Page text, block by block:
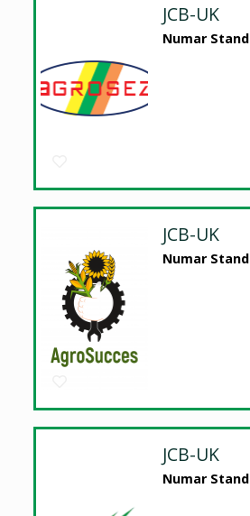
JCB-UK
Numar Stand
JCB-UK
Numar Stand
JCB-UK
Numar Stand